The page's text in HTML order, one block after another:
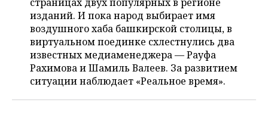
ТЕЛЕКОММУНИКАЦИИ
БИЗНЕС-БРАНЧИ
ONLINE-КОНФЕРЕНЦИИ
ОТКРЫТАЯ ЛЕКЦИЯ
ФУТБОЛ
ХОККЕЙ
БАСКЕТБОЛ
ВОЛЕЙБОЛ
НОВОСТИ ОБЩЕСТВА
ВЛАСТЬ
ИНФРАСТРУКТУРА
ИСТОРИЯ
ФОТОГАЛЕРЕЯ
СЮЖЕТЫ
СПРАВОЧНИК
СПИСОК ПЕРСОН
ПОЛНАЯ ВЕРСИЯ
изданий. И пока народ выбирает имя
воздушного хаба башкирской столицы, в
виртуальном поединке схлестнулись два
известных медиаменеджера — Рауфа
Рахимова и Шамиль Валеев. За развитием
ситуации наблюдает «Реальное время».